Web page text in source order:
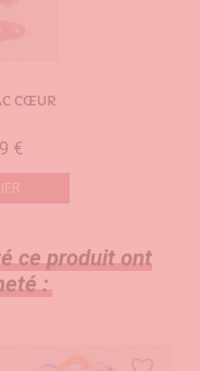
CŒUR
€
ce produit ont
: